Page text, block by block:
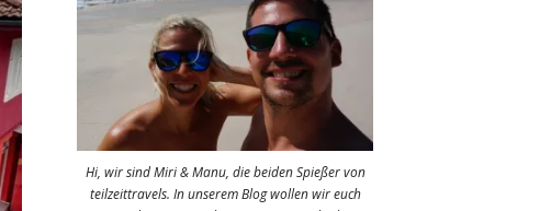
Hi, wir sind Miri & Manu, die beiden Spießer von
teilzeittravels. In unserem Blog wollen wir euch